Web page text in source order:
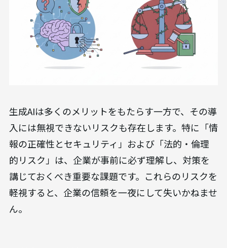
生成AI導入前に知るべき2大リスク
生成AIは多くのメリットをもたらす一方で、その導